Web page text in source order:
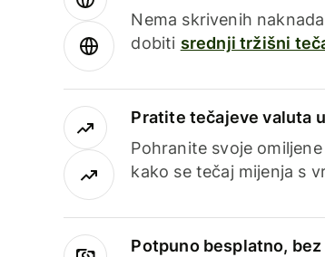
Nema skrivenih
dobiti srednji tržišni
Pratite tečajeve valuta
Pohranite svoje
kako se tečaj mijenja s
Potpuno besplatno, bez